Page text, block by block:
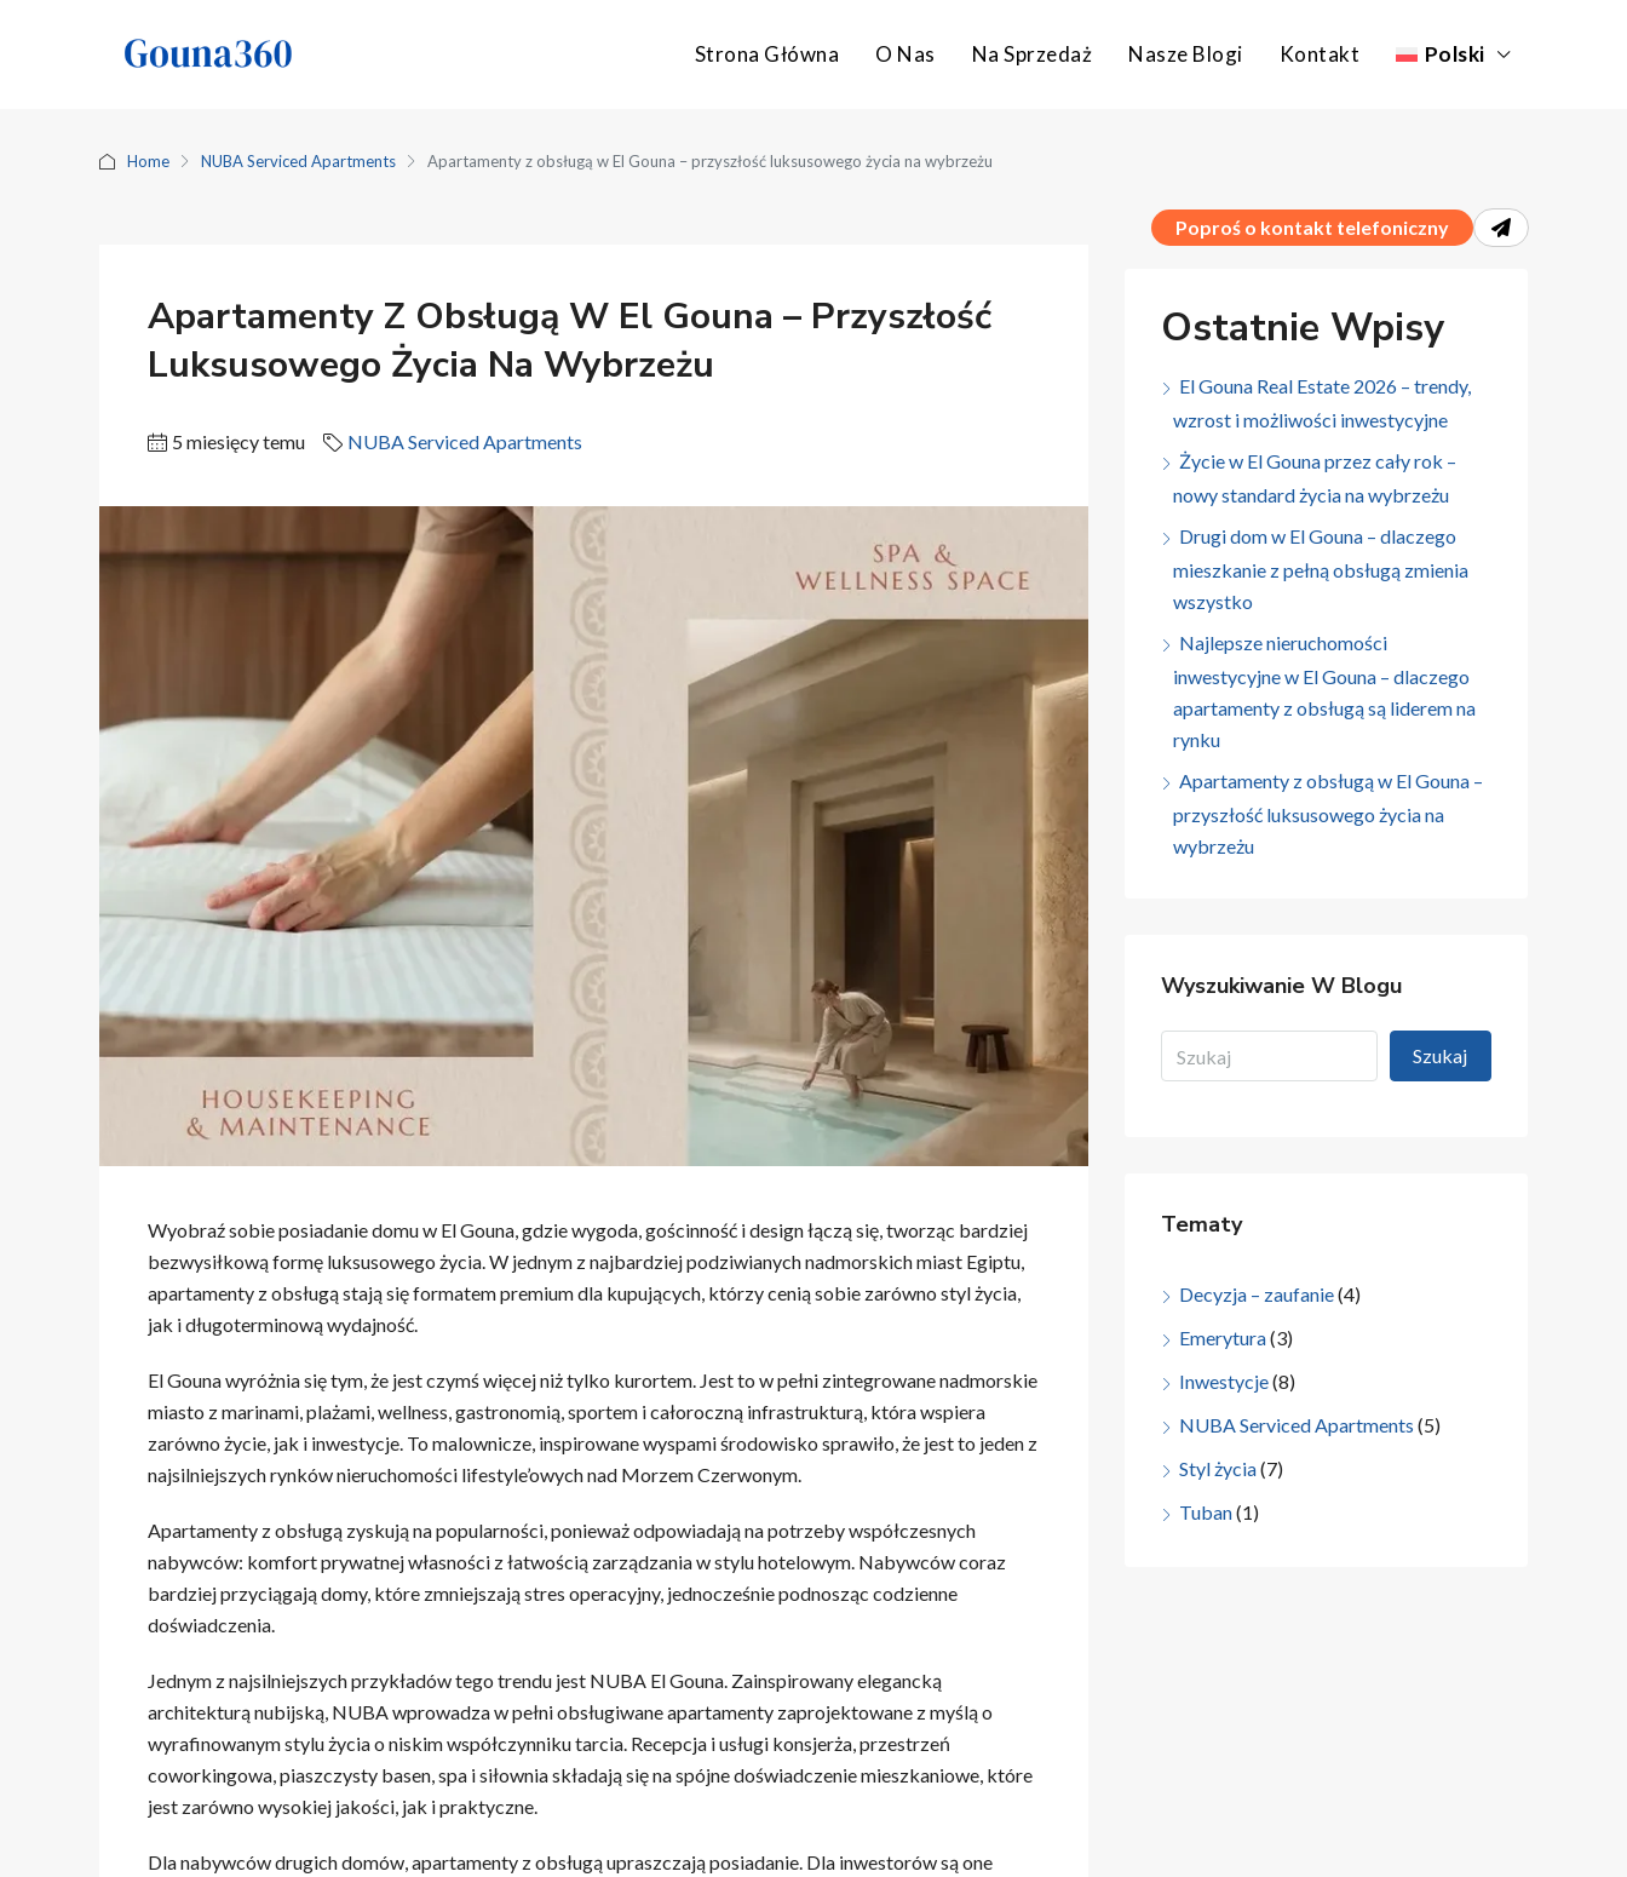
Strona Główna O Nas Na Sprzedaż Nasze Blogi Kontakt Polski
Home NUBA Serviced Apartments Apartamenty z obsługą w El Gouna – przyszłość luksusowego życia na wybrzeżu
Poproś o kontakt telefoniczny
Apartamenty Z Obsługą W El Gouna – Przyszłość
Luksusowego Życia Na Wybrzeżu
5 miesięcy temu NUBA Serviced Apartments
Wyobraź sobie posiadanie domu w El Gouna, gdzie wygoda, gościnność i design łączą się, tworząc bardziej
bezwysiłkową formę luksusowego życia. W jednym z najbardziej podziwianych nadmorskich miast Egiptu,
apartamenty z obsługą stają się formatem premium dla kupujących, którzy cenią sobie zarówno styl życia,
jak i długoterminową wydajność.
El Gouna wyróżnia się tym, że jest czymś więcej niż tylko kurortem. Jest to w pełni zintegrowane nadmorskie
miasto z marinami, plażami, wellness, gastronomią, sportem i całoroczną infrastrukturą, która wspiera
zarówno życie, jak i inwestycje. To malownicze, inspirowane wyspami środowisko sprawiło, że jest to jeden z
najsilniejszych rynków nieruchomości lifestyle’owych nad Morzem Czerwonym.
Apartamenty z obsługą zyskują na popularności, ponieważ odpowiadają na potrzeby współczesnych
nabywców: komfort prywatnej własności z łatwością zarządzania w stylu hotelowym. Nabywców coraz
bardziej przyciągają domy, które zmniejszają stres operacyjny, jednocześnie podnosząc codzienne
doświadczenia.
Jednym z najsilniejszych przykładów tego trendu jest NUBA El Gouna. Zainspirowany elegancką
architekturą nubijską, NUBA wprowadza w pełni obsługiwane apartamenty zaprojektowane z myślą o
wyrafinowanym stylu życia o niskim współczynniku tarcia. Recepcja i usługi konsjerża, przestrzeń
coworkingowa, piaszczysty basen, spa i siłownia składają się na spójne doświadczenie mieszkaniowe, które
jest zarówno wysokiej jakości, jak i praktyczne.
Dla nabywców drugich domów, apartamenty z obsługą upraszczają posiadanie. Dla inwestorów są one
Ostatnie Wpisy
El Gouna Real Estate 2026 – trendy,
wzrost i możliwości inwestycyjne
Życie w El Gouna przez cały rok –
nowy standard życia na wybrzeżu
Drugi dom w El Gouna – dlaczego
mieszkanie z pełną obsługą zmienia
wszystko
Najlepsze nieruchomości
inwestycyjne w El Gouna – dlaczego
apartamenty z obsługą są liderem na
rynku
Apartamenty z obsługą w El Gouna –
przyszłość luksusowego życia na
wybrzeżu
Wyszukiwanie W Blogu
Szukaj
Tematy
Decyzja – zaufanie(4)
Emerytura(3)
Inwestycje(8)
NUBA Serviced Apartments (5)
Styl życia(7)
Tuban(1)